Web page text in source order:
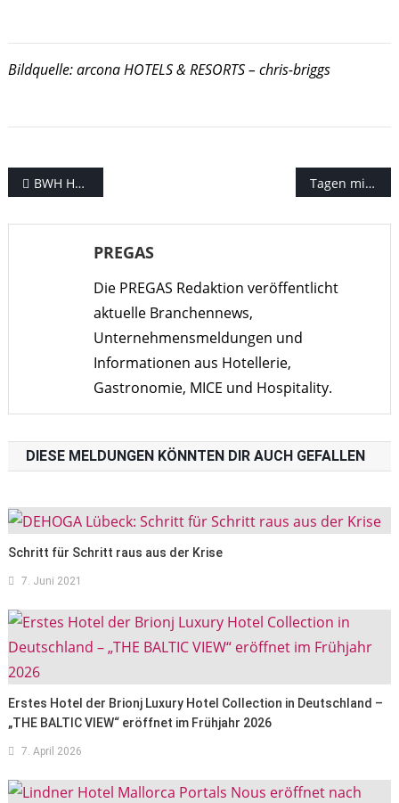
Bildquelle: arcona HOTELS & RESORTS– chris-briggs
Beitragsnavigation
BWH Hotel Group expandiert im Nahen Osten Tagen mit Panoramablick über dem Rhein
PREGAS
Die PREGAS Redaktion veröffentlicht
aktuelle Branchennews,
Unternehmensmeldungen und
Informationen aus Hotellerie,
Gastronomie, MICE und Hospitality.
DIESE MELDUNGEN KÖNNTEN DIR AUCH GEFALLEN
Schritt für Schritt raus aus der Krise
7. Juni 2021
Erstes Hotel der Brionj Luxury Hotel Collection in Deutschland –
„THE BALTIC VIEW“ eröffnet im Frühjahr 2026
7. April 2026